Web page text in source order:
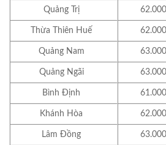
Quảng Trị 62.000
Thừa Thiên Huế 62.000
Quảng Nam 63.000
Quảng Ngãi 63.000
Bình Định 61.000
Khánh Hòa 62.000
Lâm Đồng 63.000